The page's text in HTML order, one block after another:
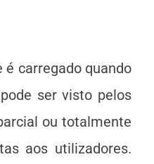
carregado quando
ser visto pelos
ou totalmente
aos utilizadores.